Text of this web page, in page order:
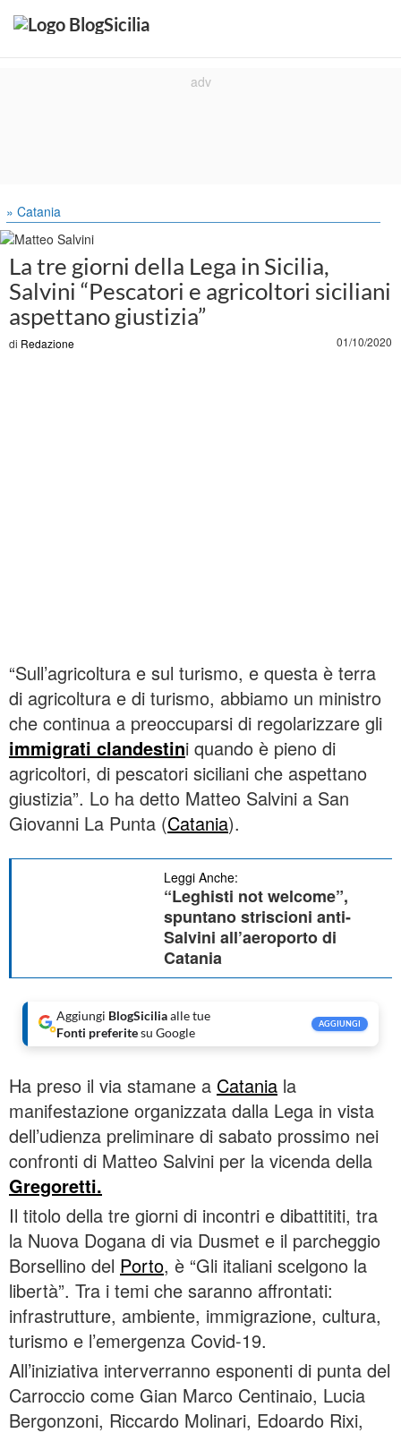
» Catania
La tre giorni della Lega in Sicilia,
Salvini “Pescatori e agricoltori siciliani
aspettano giustizia”
di Redazione 01/10/2020
“Sull’agricoltura e sul turismo, e questa è terra
di agricoltura e di turismo, abbiamo un ministro
che continua a preoccuparsi di regolarizzare gli
immigrati clandestini quando è pieno di
agricoltori, di pescatori siciliani che aspettano
giustizia”. Lo ha detto Matteo Salvini a San
Giovanni La Punta (Catania).
Leggi Anche:
“Leghisti not welcome”,
spuntano striscioni anti-
Salvini all’aeroporto di
Catania
Aggiungi BlogSiciliaalle tue
Fonti preferitesu Google
AGGIUNGI
Ha preso il via stamane a Catania la
manifestazione organizzata dalla Lega in vista
dell’udienza preliminare di sabato prossimo nei
confronti di Matteo Salvini per la vicenda della
Gregoretti.
Il titolo della tre giorni di incontri e dibattititi, tra
la Nuova Dogana di via Dusmet e il parcheggio
Borsellino del Porto, è “Gli italiani scelgono la
libertà”. Tra i temi che saranno affrontati:
infrastrutture, ambiente, immigrazione, cultura,
turismo e l’emergenza Covid-19.
All’iniziativa interverranno esponenti di punta del
Carroccio come Gian Marco Centinaio, Lucia
Bergonzoni, Riccardo Molinari, Edoardo Rixi,